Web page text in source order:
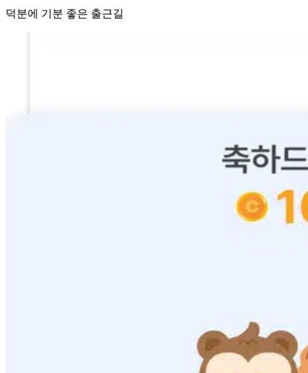
덕분에 기분 좋은 출근길